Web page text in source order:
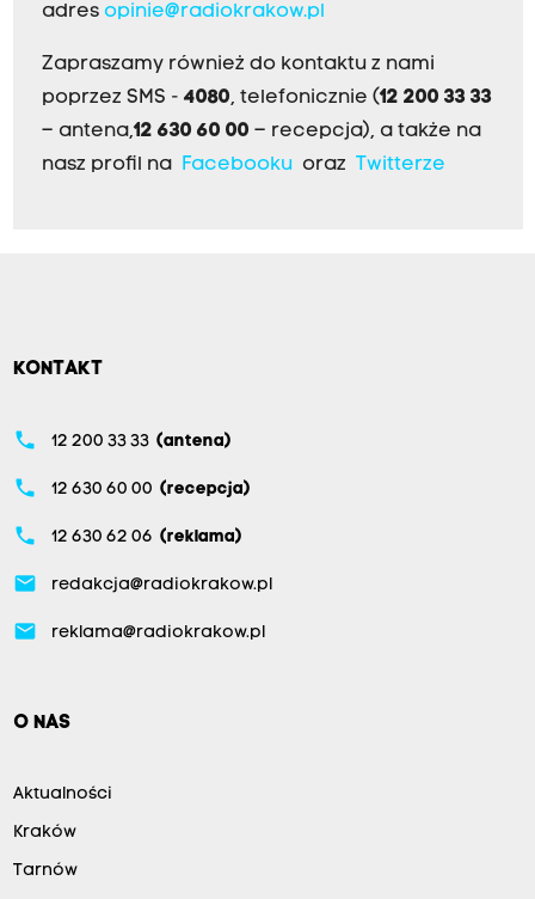
adres opinie@radiokrakow.pl
Zapraszamy również do kontaktu z nami
poprzez SMS - 4080, telefonicznie (12 200 33 33
– antena,12 630 60 00 – recepcja), a także na
nasz profil na
Facebookuoraz Twitterze
KONTAKT
phone 12 200 33 33 (antena)
phone 12 630 60 00 (recepcja)
phone 12 630 62 06 (reklama)
email redakcja@radiokrakow.pl
email reklama@radiokrakow.pl
O NAS
Aktualności
Kraków
Tarnów